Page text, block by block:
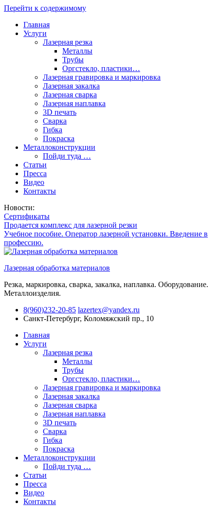
Перейти к содержимому
Главная
Услуги
Лазерная резка
Металлы
Трубы
Оргстекло, пластики…
Лазерная гравировка и маркировка
Лазерная закалка
Лазерная сварка
Лазерная наплавка
3D печать
Сварка
Гибка
Покраска
Металлоконструкции
Пойди туда …
Статьи
Пресса
Видео
Контакты
Новости:
Сертификаты
Продается комплекс для лазерной резки
Учебное пособие. Оператор лазерной установки. Введение в
профессию.
Лазерная обработка материалов
Резка, маркировка, сварка, закалка, наплавка. Оборудование.
Металлоизделия.
8(960)232-20-85 lazertex@yandex.ru
Санкт-Петербург, Коломяжский пр., 10
Главная
Услуги
Лазерная резка
Металлы
Трубы
Оргстекло, пластики…
Лазерная гравировка и маркировка
Лазерная закалка
Лазерная сварка
Лазерная наплавка
3D печать
Сварка
Гибка
Покраска
Металлоконструкции
Пойди туда …
Статьи
Пресса
Видео
Контакты